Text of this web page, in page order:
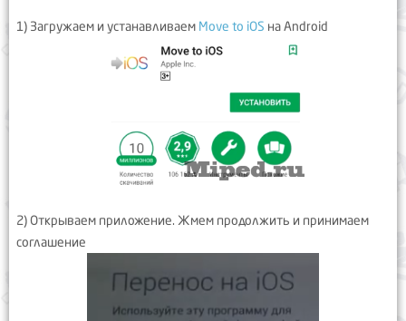
1) Загружаем и устанавливаем Move to iOS на Android
2) Открываем приложение. Жмем продолжить и принимаем
соглашение